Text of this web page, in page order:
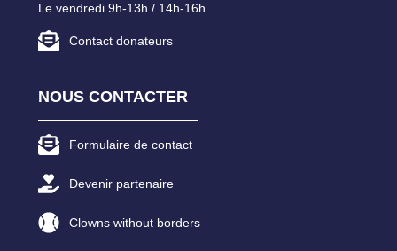
Le vendredi 9h-13h / 14h-16h
Contact donateurs
NOUS CONTACTER
Formulaire de contact
Devenir partenaire
Clowns without borders